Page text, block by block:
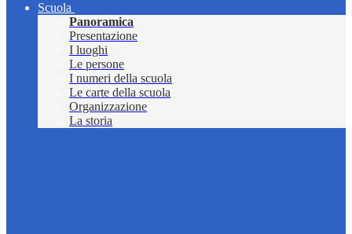
Scuola
Panoramica
Presentazione
I luoghi
Le persone
I numeri della scuola
Le carte della scuola
Organizzazione
La storia